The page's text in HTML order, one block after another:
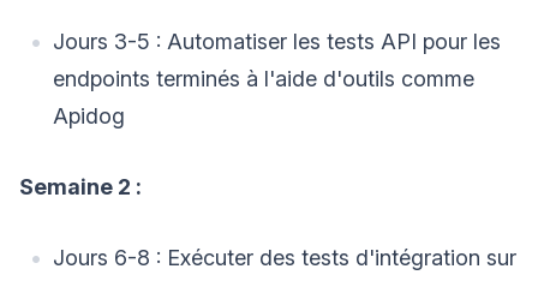
Jours 3-5 : Automatiser les tests API pour les
endpoints terminés à l'aide d'outils comme
Apidog
Semaine 2 :
Jours 6-8 : Exécuter des tests d'intégration sur